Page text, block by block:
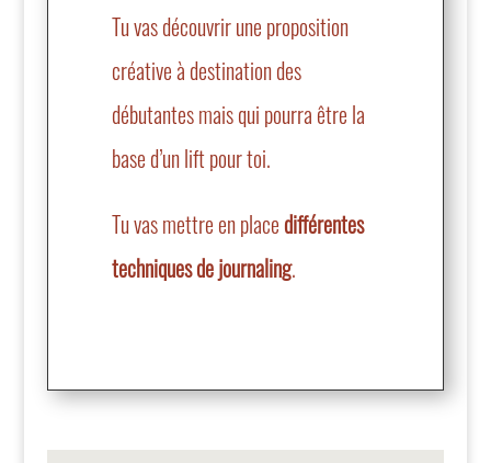
Tu vas découvrir une proposition
créative à destination des
débutantes mais qui pourra être la
base d’un lift pour toi.
Tu vas mettre en place différentes
techniques de journaling.